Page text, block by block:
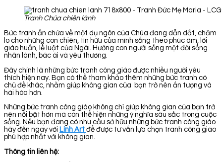
Tranh Chúa chiên lành
Bức tranh ẩn chứa về một dụ ngôn của Chúa đang dẫn dắt, chăm
lo cho những con chiên, tín hữu của mình sống theo phúc âm, lời
giáo huấn, lề luật của Ngài. Hướng con người sống một đời sống
nhân lành, bác ái và yêu thương.
Đây chính là những bức tranh công giáo được nhiều người yêu
thích hiện nay. Bạn có thể tham khảo thêm những bức tranh có
chủ đề khác, nhằm giúp không gian của bạn trở nên ấn tượng và
hài hòa hơn.
Những bức tranh công giáo không chỉ giúp không gian của bạn trở
nên nổi bật hơn mà còn thể hiện những ý nghĩa sâu sắc trong cuộc
sống. Nếu bạn đang có nhu cầu sở hữu những bức tranh công giáo
hãy đến ngay với Linh Art để được tư vấn lựa chọn tranh công giáo
phù hợp nhất với không gian.
Thông tin liên hệ: